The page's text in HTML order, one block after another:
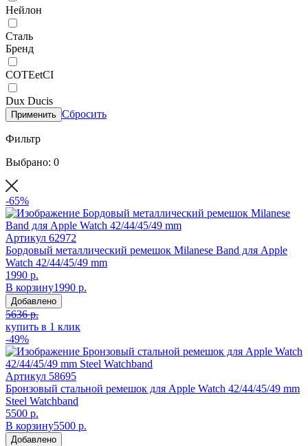
Нейлон
Сталь
Бренд
COTEetCI
Dux Ducis
Применить Сбросить
Фильтр
Выбрано: 0
-65%
Артикул 62972
Бордовый металлический ремешок Milanese Band для Apple
Watch 42/44/45/49 mm
1990 р.
В корзину1990 р.
Добавлено
5636 р.
купить в 1 клик
-49%
Артикул 58695
Бронзовый стальной ремешок для Apple Watch 42/44/45/49 mm
Steel Watchband
5500 р.
В корзину5500 р.
Добавлено